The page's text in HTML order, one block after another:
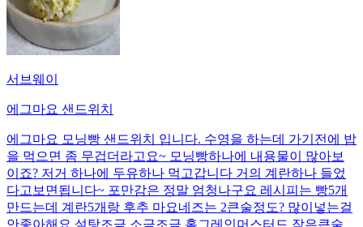
서브웨이
에그마요 샌드위치
에그마요 모닝빵 샌드위치 입니다. 수영을 하는데 가기전에 밥
을 먹으면 좀 무겁더라고요~ 모닝빵하나에 내용물이 많아보
이죠? 저거 하나에 두유하나 먹고갑니다 거의 계란하나 들었
다고보면됩니다~ 포만감은 정말 엄청나구요 레시피는 빵5개
만드는데 계란5개랑 후추 마요네즈는 2큰술정도? 많이넣는걸
안좋아해요 설탕조금 소금조금 홀그레인머스터드 작은큰술